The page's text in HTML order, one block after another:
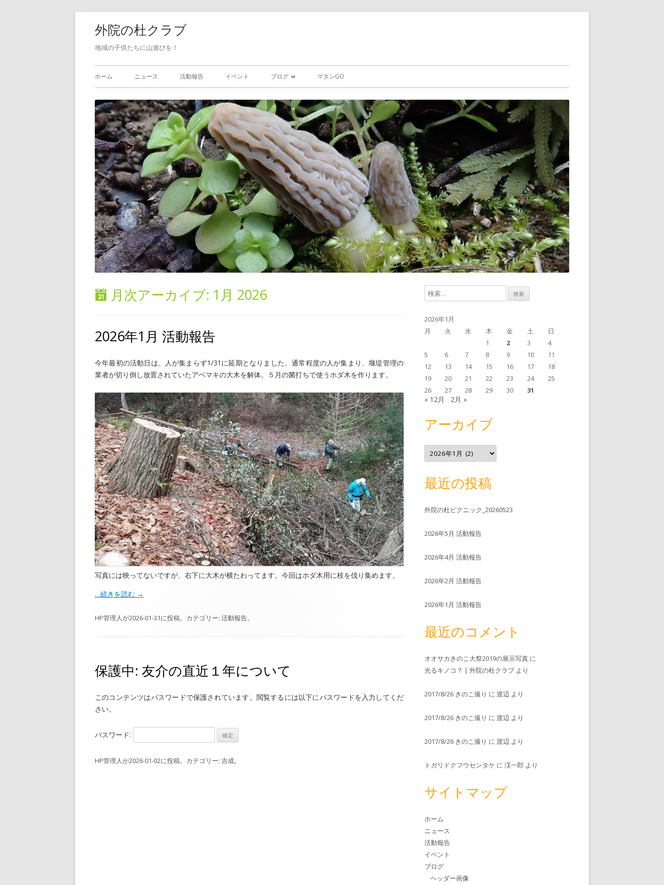
外院の杜クラブ
地域の子供たちに山遊びを！
コ
ン
ン
に
移
動
す
る
ホーム ニュース 活動報告 イベント ブログ
きのこ
日常
食
生き物
道具
マタンGO
月次アーカイブ: 1月 2026
2026年1月 活動報告
今年最初の活動日は、人が集まらず1/31に延期となりました。通常程度の人が集まり、堰堤管理の
業者が切り倒し放置されていたアベマキの大木を解体。５月の菌打ちで使うホダ木を作ります。
写真には映ってないですが、右下に大木が横たわってます。今回はホダ木用に枝を伐り集めます。
…続きを読む →
HP管理人が2026-01-31に投稿。カテゴリー: 活動報告。
保護中: 友介の直近１年について
このコンテンツはパスワードで保護されています。閲覧するには以下にパスワードを入力してくだ
さい。
パスワード:
HP管理人が2026-01-02に投稿。カテゴリー: 吉成。
検
索
2026年1月
月
火 水 木 金 土
日
1
2 3
4
5
6 7 8 9 10
11
12
13 14 15 16 17
18
19
20 21 22 23 24
25
26
27 28 29 30 31
« 12月 2月 »
アーカイブ
ア
ー
カ
ブ
最近の投稿
外院の杜ピクニック_20260523
2026年5月 活動報告
2026年4月 活動報告
2026年2月 活動報告
2026年1月 活動報告
最近のコメント
オオサカきのこ大祭2019の展示写真 に
光るキノコ？ | 外院の杜クラブ より
2017/8/26 きのこ撮り に渡辺 より
2017/8/26 きのこ撮り に渡辺 より
2017/8/26 きのこ撮り に渡辺 より
トガリドクフウセンタケ に渓一郎 より
サイトマップ
ホーム
ニュース
活動報告
イベント
ブログ
ヘッダー画像